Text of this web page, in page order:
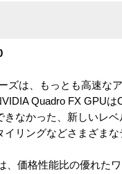
ズは、もっとも高速な
Quadro FX GPU
きなかった、新しいレ
イリングなどさまざま
、価格性能比の優れた